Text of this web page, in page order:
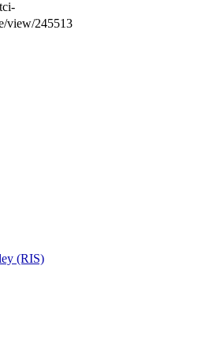
view/245513
(RIS)